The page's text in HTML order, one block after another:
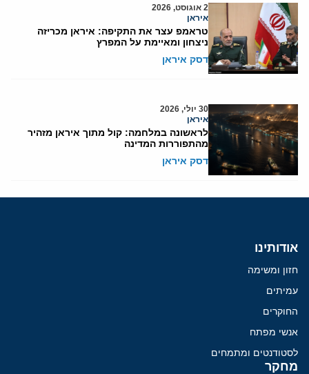
2 אוגוסט, 2026
איראן
טראמפ עצר את התקיפה: איראן מכריזה
ניצחון ומאיימת על המפרץ
דסק איראן
30 יולי, 2026
איראן
לראשונה במלחמה: קול מתוך איראן מזהיר
מהתפוררות המדינה
דסק איראן
אודותינו
חזון ומשימה
עמיתים
החוקרים
אנשי מפתח
לסטודנטים ומתמחים
מחקר